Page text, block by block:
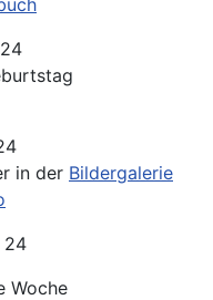
in der Bildergalerie
24
Woche